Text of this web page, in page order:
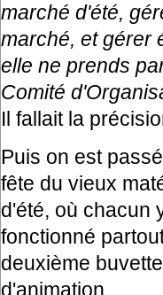
marché d'été,
marché, et gérer
elle ne prends
Comité
Il fallait la
Puis on est
fête du vieux
d'été, où chacun
fonctionné
deuxième
d'animation.